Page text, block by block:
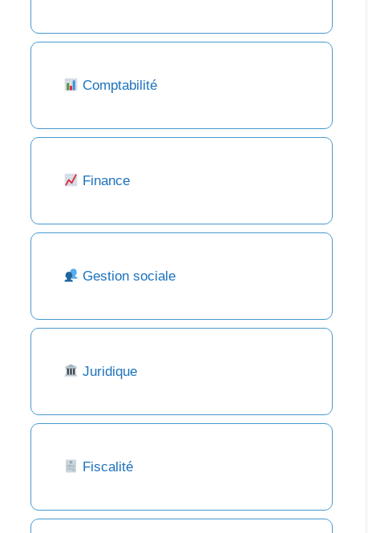
Comptabilité
Finance
Gestion sociale
Juridique
Fiscalité